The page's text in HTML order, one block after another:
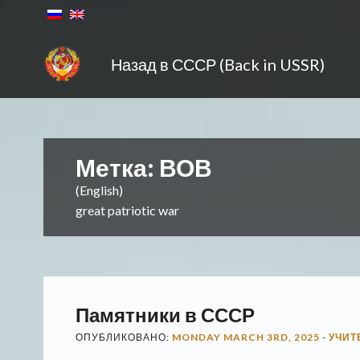
Назад в СССР (Back in USSR)
Метка: ВОВ
(English)
great patriotic war
Памятники в СССР
ОПУБЛИКОВАНО: MONDAY MARCH 3RD, 2025 -